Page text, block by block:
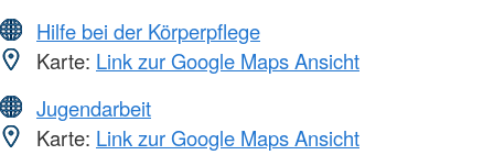
Hilfe bei der Körperpflege
Karte: Link zur Google Maps Ansicht
Jugendarbeit
Karte: Link zur Google Maps Ansicht